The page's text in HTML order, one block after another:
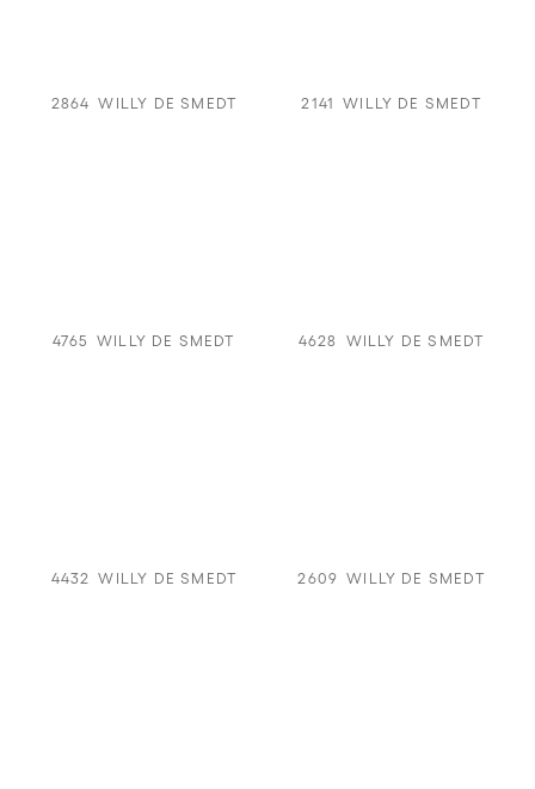
2864 WILLY DE SMEDT 2141 WILLY DE SMEDT
4765 WILLY DE SMEDT 4628 WILLY DE SMEDT
4432 WILLY DE SMEDT 2609 WILLY DE SMEDT